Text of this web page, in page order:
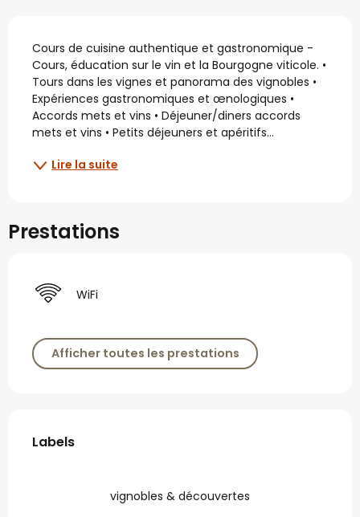
Description
Cours de cuisine authentique et gastronomique -
Cours, éducation sur le vin et la Bourgogne viticole. •
Tours dans les vignes et panorama des vignobles •
Expériences gastronomiques et œnologiques •
Accords mets et vins • Déjeuner/diners accords
mets et vins • Petits déjeuners et apéritifs...
Lire la suite
Prestations
WiFi
Afficher toutes les prestations
Offres de prestations
Labels
Labels
vignobles & découvertes